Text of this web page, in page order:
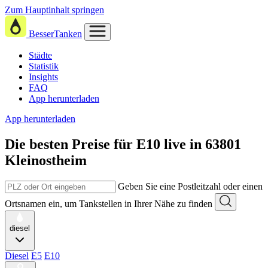
Zum Hauptinhalt springen
BesserTanken
Städte
Statistik
Insights
FAQ
App herunterladen
App herunterladen
Die besten Preise für E10 live in 63801
Kleinostheim
Geben Sie eine Postleitzahl oder einen
Ortsnamen ein, um Tankstellen in Ihrer Nähe zu finden
diesel
Diesel E5 E10